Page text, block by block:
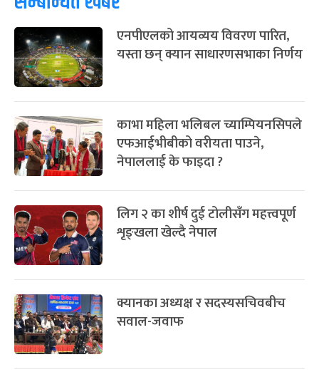
एनपीएलको आयव्यय विवरण पारित,
यस्ता छन् क्यान साधारणसभाका निर्णय
काभा महिला भलिबल च्याम्पियनसिपले
एफआईभीबीको वरीयता पाउने,
नेपाललाई के फाइदा ?
लिग २ का शीर्ष दुई टोलीसँग महत्त्वपूर्ण
शृङ्खला खेल्दै नेपाल
क्यानका अध्यक्ष र सदस्यसचिवबीच
सवाल-जवाफ